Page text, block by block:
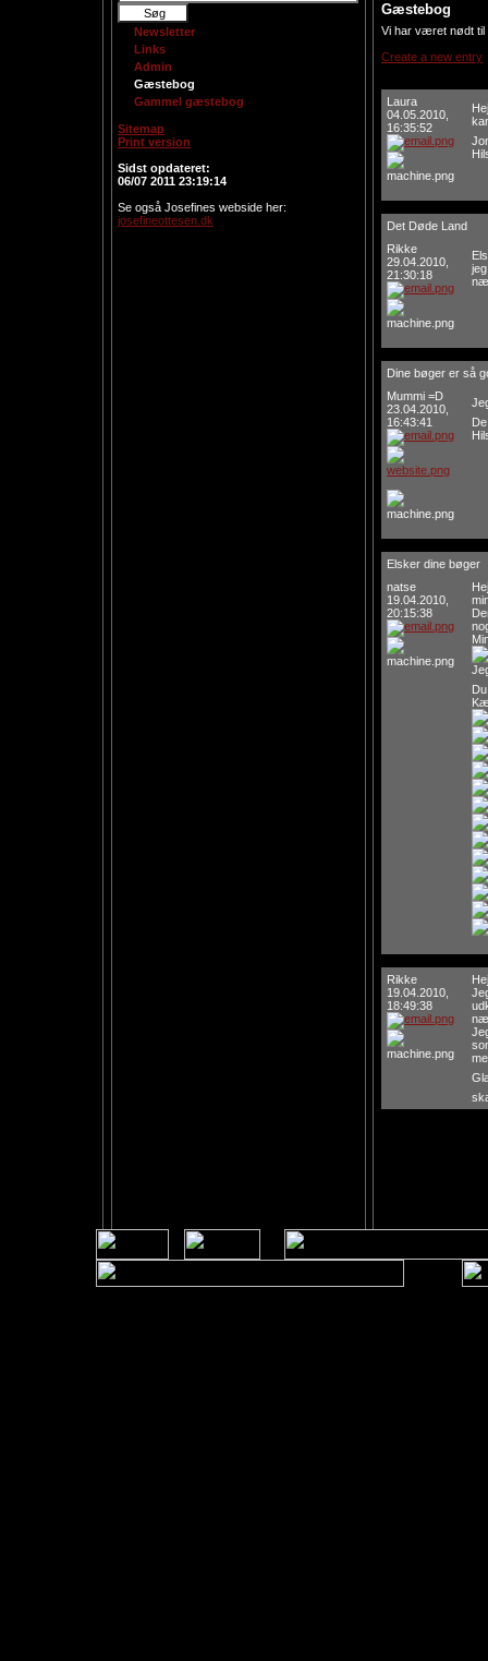
Newsletter
Links
Admin
Gæstebog
Gammel gæstebog
Sitemap
Print version
Sidst opdateret:
06/07 2011 23:19:14
Se også Josefines webside her:
josefineottesen.dk
Gæstebog
Vi har været nødt
Create a new entry
Laura
04.05.2010,
16:35:52
Det Døde Land
Rikke
29.04.2010,
21:30:18
Dine bøger er så
Mummi =D
23.04.2010,
16:43:41
Elsker dine bøger
natse
19.04.2010,
20:15:38
Rikke
19.04.2010,
18:49:38